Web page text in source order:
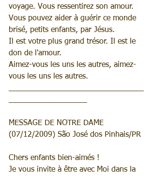
voyage. Vous ressentirez son amour.
Vous pouvez aider à guérir ce monde
brisé, petits enfants, par Jésus.
Il est votre plus grand trésor. Il est le
don de l'amour.
Aimez-vous les uns les autres, aimez-
vous les uns les autres.
MESSAGE DE NOTRE DAME
(07/12/2009) São José dos Pinhais/PR
Chers enfants bien-aimés !
Je vous invite à être avec Moi dans la